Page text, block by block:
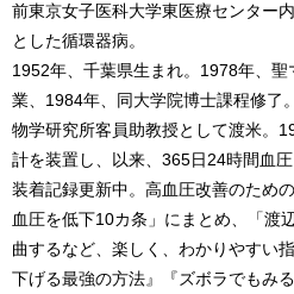
前東京女子医科大学東医療センター
とした循環器病。
1952年、千葉県生まれ。1978年、
業、1984年、同大学院博士課程修了
物学研究所客員助教授として渡米。
計を装置し、以来、365日24時間血
装着記録更新中。高血圧改善のため
血圧を低下10カ条」にまとめ、「渡
曲するなど、楽しく、わかりやすい
下げる最強の方法』『ズボラでもみ